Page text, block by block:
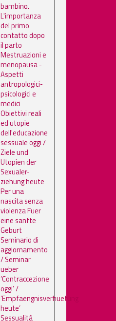
bambino.
L'importanza
del primo
contatto dopo
il parto
Mestruazioni e
menopausa -
Aspetti
antropologici-
psicologici e
medici
Obiettivi reali
ed utopie
dell'educazione
sessuale oggi /
Ziele und
Utopien der
Sexualer-
ziehung heute
Per una
nascita senza
violenza Fuer
eine sanfte
Geburt
Seminario di
aggiornamento
/ Seminar
ueber
’Contraccezione
oggi’ /
’Empfaengnisverhuetung
heute’
Sessualità